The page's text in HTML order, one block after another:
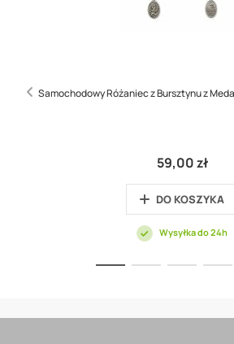
Samochodowy Różaniec z Bursztynu z
59,00 zł
DO KOSZYKA
Wysyłka do 24h